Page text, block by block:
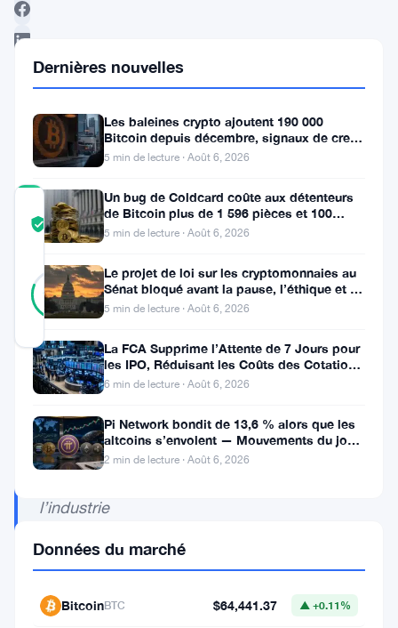
COMMUNITY
TRUST
SCORE
81%
RÉEL
Vérifié
42
votes
Les
principaux
développements
l’industrie
mettent
Dernières nouvelles
Les baleines crypto ajoutent 190 000
Bitcoin depuis décembre, signaux de creux
du marché baissier s’accumulent
5 min de lecture · Août 6, 2026
Un bug de Coldcard coûte aux détenteurs
de Bitcoin plus de 1 596 pièces et 100
millions de dollars
5 min de lecture · Août 6, 2026
Le projet de loi sur les cryptomonnaies au
Sénat bloqué avant la pause, l’éthique et le
FBI s’opposent
5 min de lecture · Août 6, 2026
La FCA Supprime l’Attente de 7 Jours pour
les IPO, Réduisant les Coûts des Cotations
au Royaume-Uni
6 min de lecture · Août 6, 2026
Pi Network bondit de 13,6 % alors que les
altcoins s’envolent — Mouvements du jour
6 août
2 min de lecture · Août 6, 2026
Données du marché
BitcoinBTC $64,441.37 ▲ +0.11%